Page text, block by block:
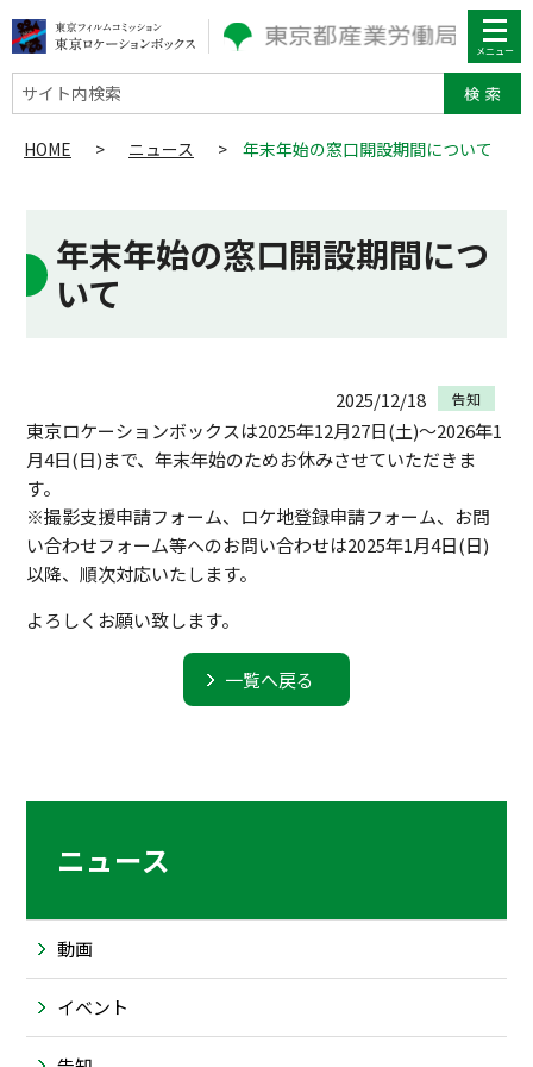
サイト内検索
HOME > ニュース > 年末年始の窓口開設期間について
年末年始の窓口開設期間につ
いて
2025/12/18 告知
東京ロケーションボックスは2025年12月27日(土)～2026年1
月4日(日)まで、年末年始のためお休みさせていただきま
す。
※撮影支援申請フォーム、ロケ地登録申請フォーム、お問
い合わせフォーム等へのお問い合わせは2025年1月4日(日)
以降、順次対応いたします。
よろしくお願い致します。
一覧へ戻る
ニュース
動画
イベント